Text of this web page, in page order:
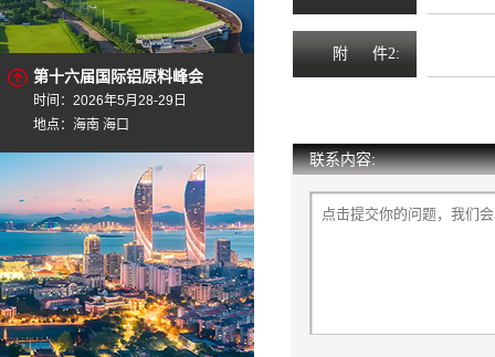
第十六届国际铝原料峰会
时间：2026年5月28-29日
地点：海南 海口
附 件2:
联系内容: